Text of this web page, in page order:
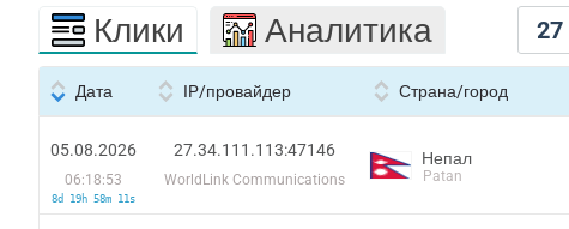
27
Клики Аналитика
Дата IP/провайдер Страна/город
05.08.2026
06:18:53
8d 19h 58m 11s
27.34.111.113:47146
WorldLink Communications
Непал
Patan